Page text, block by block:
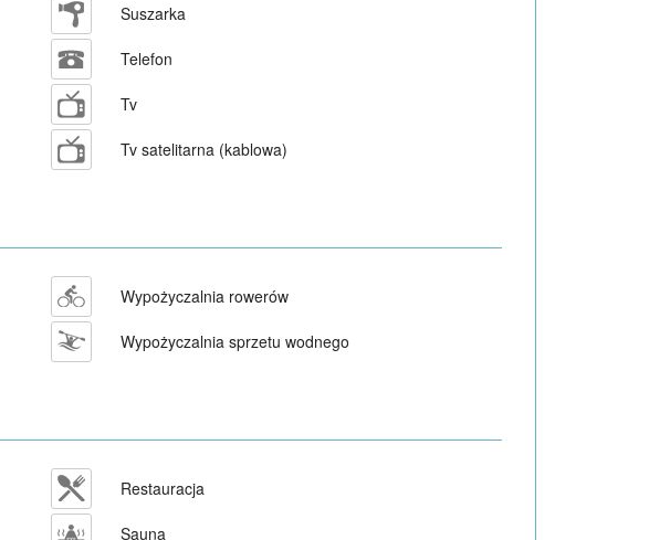
Suszarka
Telefon
Tv
Tv satelitarna (kablowa)
Wypożyczalnia rowerów
Wypożyczalnia sprzetu wodnego
Restauracja
Sauna